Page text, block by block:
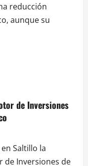
reducción
aunque su
de Inversiones
Saltillo la
de Inversiones de